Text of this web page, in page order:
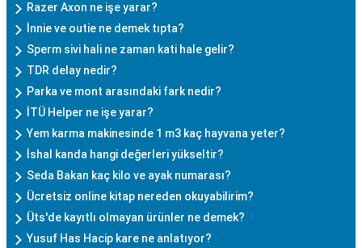
Razer Axon ne işe yarar?
İnnie ve outie ne demek tıpta?
Sperm sivi hali ne zaman kati hale gelir?
TDR delay nedir?
Parka ve mont arasındaki fark nedir?
İTÜ Helper ne işe yarar?
Yem karma makinesinde 1 m3 kaç hayvana yeter?
İshal kanda hangi değerleri yükseltir?
Seda Bakan kaç kilo ve ayak numarası?
Ücretsiz online kitap nereden okuyabilirim?
Üts'de kayıtlı olmayan ürünler ne demek?
Yusuf Has Hacip kare ne anlatıyor?